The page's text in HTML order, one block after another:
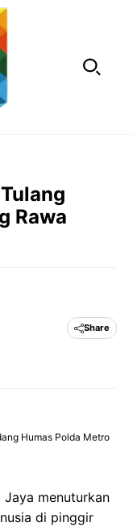
Rawa
Share
Humas Polda Metro
menuturkan
di pinggir